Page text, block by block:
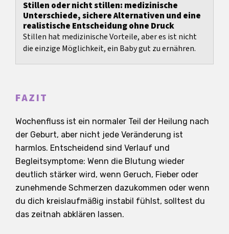
Stillen oder nicht stillen: medizinische
Unterschiede, sichere Alternativen und eine
realistische Entscheidung ohne Druck
Stillen hat medizinische Vorteile, aber es ist nicht
die einzige Möglichkeit, ein Baby gut zu ernähren.
FAZIT
Wochenfluss ist ein normaler Teil der Heilung nach
der Geburt, aber nicht jede Veränderung ist
harmlos. Entscheidend sind Verlauf und
Begleitsymptome: Wenn die Blutung wieder
deutlich stärker wird, wenn Geruch, Fieber oder
zunehmende Schmerzen dazukommen oder wenn
du dich kreislaufmäßig instabil fühlst, solltest du
das zeitnah abklären lassen.